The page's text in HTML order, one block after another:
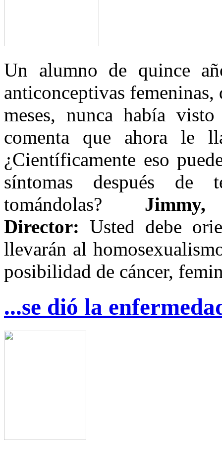
Un alumno de quince
anticonceptivas
meses, nunca había
comenta que ahora le
¿Científicamente eso
síntomas después de
tomándolas?
Director: Usted debe
llevarán al
posibilidad de cáncer,
...se dió la